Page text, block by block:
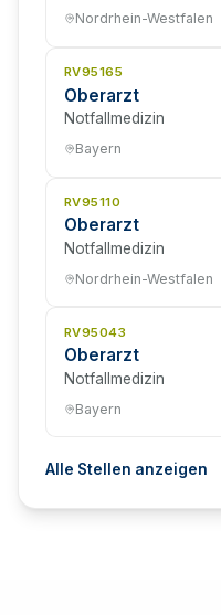
Nordrhein-Westfalen
RV95165
Oberarzt
Notfallmedizin
Bayern
RV95110
Oberarzt
Notfallmedizin
Nordrhein-Westfalen
RV95043
Oberarzt
Notfallmedizin
Bayern
Alle Stellen anzeigen